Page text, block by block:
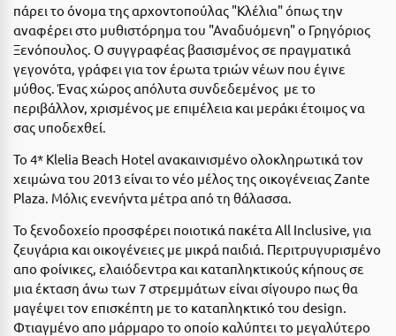
Ερμιόνη
Εύβοια
Ευρυτανία
Ζ
Ζαγοροχώρια
Ζάκυνθος
Η
Ηλεία
Ηράκλειο
πάρει το όνομα της αρχοντοπούλας "Κλέλια" όπως την
αναφέρει στο μυθιστόρημα του "Αναδυόμενη" ο Γρηγόριος
Ξενόπουλος. Ο συγγραφέας βασισμένος σε πραγματικά
γεγονότα, γράφει για τον έρωτα τριών νέων που έγινε
μύθος. Ένας χώρος απόλυτα συνδεδεμένος με το
περιβάλλον, χρισμένος με επιμέλεια και μεράκι έτοιμος να
σας υποδεxθεί.
Το 4* Klelia Beach Hotel ανακαινισμένο ολοκληρωτικά τον
χειμώνα του 2013 είναι το νέο μέλος της οικογένειας Zante
Plaza. Μόλις ενενήντα μέτρα από τη θάλασσα.
Το ξενοδοχείο προσφέρει ποιοτικά πακέτα All Inclusive, για
ζευγάρια και οικογένειες με μικρά παιδιά. Περιτρυγυρισμένο
απο φοίνικες, ελαιόδεντρα και καταπληκτικούς κήπους σε
μια έκταση άνω των 7 στρεμμάτων είναι σίγουρο πως θα
μαγέψει τον επισκέπτη με το καταπληκτικό του design.
Φτιαγμένο απο μάρμαρο το οποίο καλύπτει το μεγαλύτερο